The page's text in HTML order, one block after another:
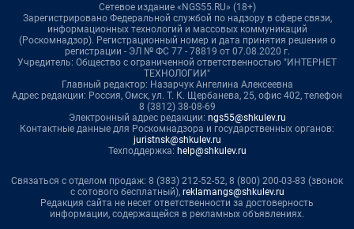
Сетевое издание «NGS55.RU» (18+)
Зарегистрировано Федеральной службой по надзору в сфере связи,
информационных технологий и массовых коммуникаций
(Роскомнадзор). Регистрационный номер и дата принятия решения о
регистрации - ЭЛ № ФС 77 - 78819 от 07.08.2020 г.
Учредитель: Общество с ограниченной ответственностью "ИНТЕРНЕТ
ТЕХНОЛОГИИ"
Главный редактор: Назарчук Ангелина Алексеевна
Адрес редакции: Россия, Омск, ул. Т. К. Щербанева, 25, офис 402, телефон
8 (3812) 38-08-69
Электронный адрес редакции: ngs55@shkulev.ru
Контактные данные для Роскомнадзора и государственных органов:
juristnsk@shkulev.ru
Техподдержка: help@shkulev.ru
Связаться с отделом продаж: 8 (383) 212-52-52, 8 (800) 200-03-83 (звонок
с сотового бесплатный), reklamangs@shkulev.ru
Редакция сайта не несет ответственности за достоверность
информации, содержащейся в рекламных объявлениях.